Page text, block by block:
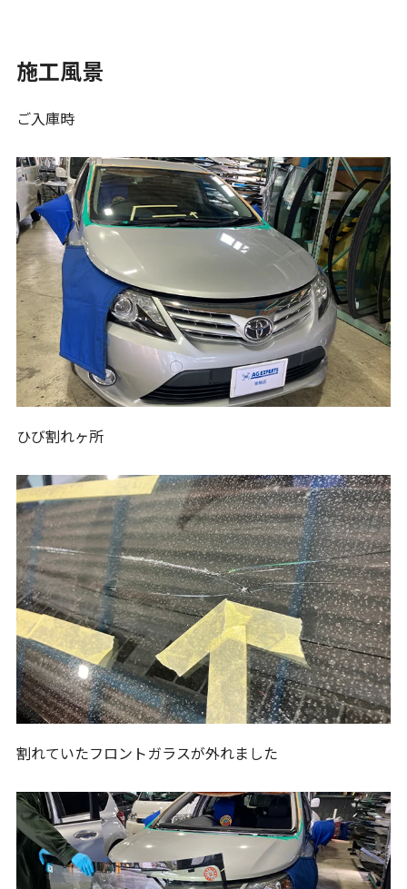
施工風景
ご入庫時
ひび割れヶ所
割れていたフロントガラスが外れました